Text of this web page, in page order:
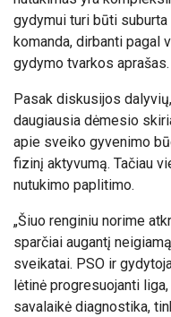
gydymui turi būti
komanda, dirbanti pagal
gydymo tvarkos aprašas.
Pasak diskusijos
daugiausia dėmesio
apie sveiko gyvenimo
fizinį aktyvumą. Tačiau
nutukimo paplitimo.
„Šiuo renginiu norime
sparčiai augantį
sveikatai. PSO ir
lėtinė progresuojanti
savalaikė diagnostika,